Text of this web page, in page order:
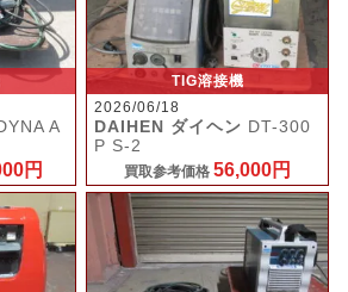
A
円
TIG溶接機
2026/06/18
DAIHEN ダイヘン DT-300
P S-2
買取参考価格56,000円